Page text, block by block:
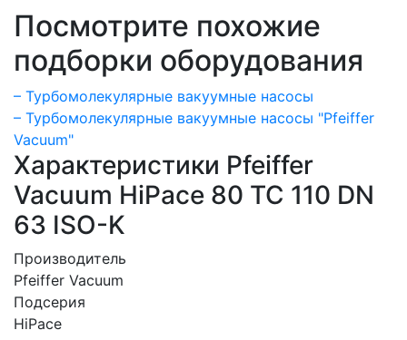
Посмотрите похожие
подборки оборудования
– Турбомолекулярные вакуумные насосы
– Турбомолекулярные вакуумные насосы "Pfeiffer
Vacuum"
Характеристики Pfeiffer
Vacuum HiPace 80 TC 110 DN
63 ISO-K
Производитель
Pfeiffer Vacuum
Подсерия
HiPace